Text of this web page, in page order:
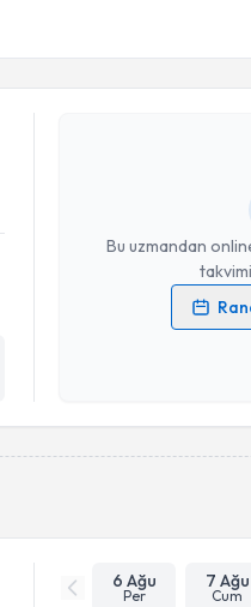
Bu uzmandan
Op. Dr. Hakan Kıvılcım
Kişisel verilerimin
Takvim
6 Ağu
Per
7 Ağu
Cum